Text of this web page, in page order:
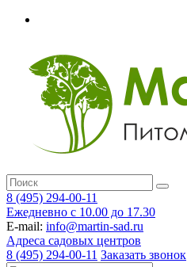
8 (495) 294-00-11
Ежедневно с 10.00 до 17.30
E-mail: info@martin-sad.ru
Адреса садовых центров
8 (495) 294-00-11 Заказать звонок